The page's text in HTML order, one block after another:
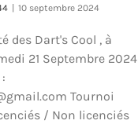
10 septembre 2024
des Dart's Cool , à
21 Septembre 2024
Tournoi
/ Non licenciés